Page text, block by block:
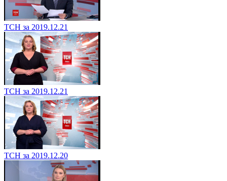
ТСН за 2019.12.21
ТСН за 2019.12.21
ТСН за 2019.12.20